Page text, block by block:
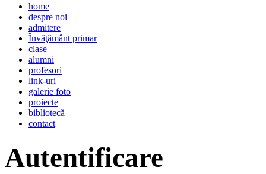
home
despre noi
admitere
Învăţământ primar
clase
alumni
profesori
link-uri
galerie foto
proiecte
bibliotecă
contact
Autentificare